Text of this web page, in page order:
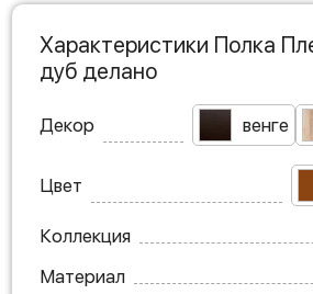
Характеристики Полка
дуб делано
Декор венге
Цвет
Коллекция
Материал